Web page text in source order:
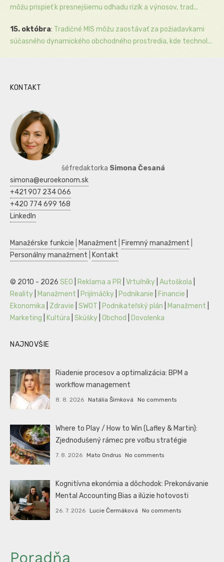
môžu prispieť k presnejšiemu odhadu rizík a výnosov, trad...
15. októbra: Tradičné MIS môžu zaostávať za požiadavkami
súčasného dynamického obchodného prostredia, kde technol...
KONTAKT
šéfredaktorka Simona Česaná
simona@euroekonom.sk
+421 907 234 066
+420 774 699 168
LinkedIn
Manažérske funkcie Manažment Firemný manažment
Personálny manažment
Kontakt
© 2010 - 2026 SEO Reklama a PR Vrtuľníky Autoškola
Reality
Manažment Prijímáčky Podnikanie Financie
Ekonomika
Zdravie SWOT Podnikateľský plán Manažment
Marketing
Kultúra Skúšky Obchod Dovolenka
NAJNOVŠIE
Riadenie procesov a optimalizácia: BPM a
workflow management
8. 8. 2026 Natália Šimková No comments
Where to Play / How to Win (Lafley & Martin):
Zjednodušený rámec pre voľbu stratégie
7. 8. 2026 Mato Ondrus No comments
Kognitívna ekonómia a dôchodok: Prekonávanie
Mental Accounting Bias a ilúzie hotovosti
26. 7. 2026 Lucie Čermáková No comments
Poradňa